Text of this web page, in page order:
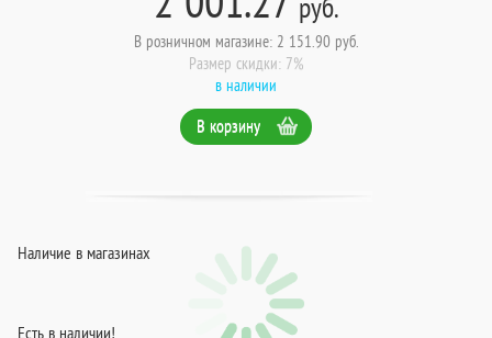
В розничном магазине: 2 151.90 руб.
Размер скидки: 7%
в наличии
В корзину
Наличие в магазинах
Есть в наличии!